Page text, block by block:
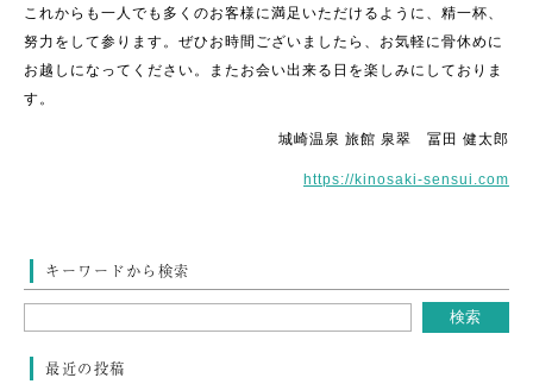
これからも一人でも多くのお客様に満足いただけるように、精一杯、
努力をして参ります。ぜひお時間ございましたら、お気軽に骨休めに
お越しになってください。またお会い出来る日を楽しみにしておりま
す。
城崎温泉 旅館 泉翠 冨田 健太郎
https://kinosaki-sensui.com
キーワードから検索
最近の投稿